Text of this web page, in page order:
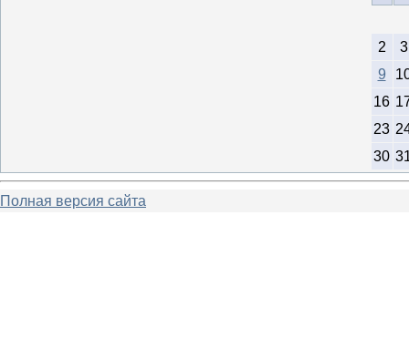
2
3
9
16
23
30
Полная версия сайта